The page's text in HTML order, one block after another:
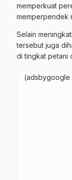
memperkuat
memperpendek
Selain
tersebut juga
di tingkat petani